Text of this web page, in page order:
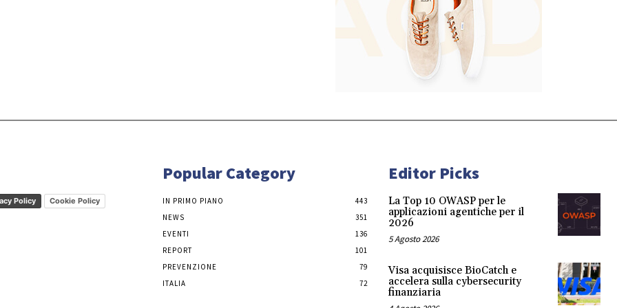
Policy Cookie Policy
Popular Category
IN PRIMO PIANO
443
NEWS
351
EVENTI
136
REPORT
101
PREVENZIONE
79
ITALIA
72
Editor Picks
La Top 10 OWASP per le
applicazioni agentiche per il
2026
5 Agosto 2026
Visa acquisisce BioCatch e
accelera sulla cybersecurity
finanziaria